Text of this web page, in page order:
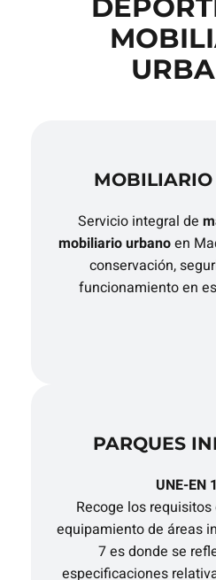
Servicio integral de
mobiliario urbanoen
conservación,
funcionamiento en
PARQUES
UNE-EN
Recoge los
equipamiento de áreas
7 es donde se
especificaciones